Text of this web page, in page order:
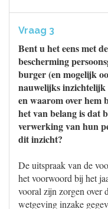
Vraag 3
Bent u het eens met
bescherming
burger (en mogelijk
nauwelijks inzichtelijk
en waarom over hem
het van belang is dat
verwerking van hun
dit inzicht?
De uitspraak van de
het voorwoord bij het
vooral zijn zorgen over
wetgeving inzake